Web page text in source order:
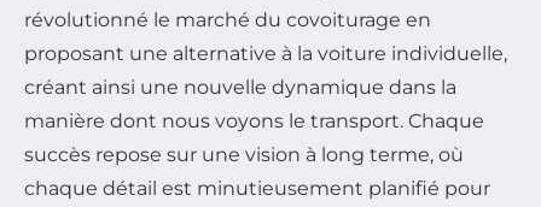
révolutionné le marché du covoiturage en
proposant une alternative à la voiture individuelle,
créant ainsi une nouvelle dynamique dans la
manière dont nous voyons le transport. Chaque
succès repose sur une vision à long terme, où
chaque détail est minutieusement planifié pour